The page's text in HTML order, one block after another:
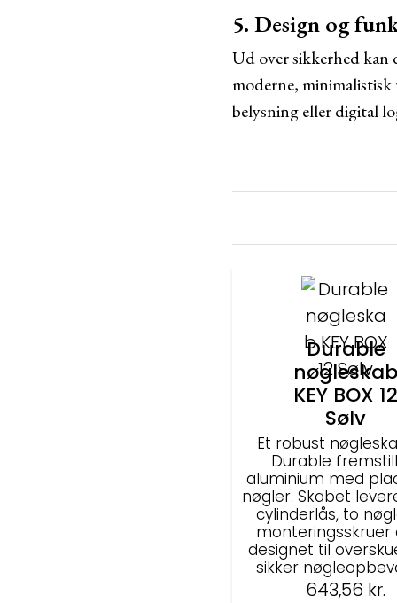
5. Design og
Ud over sikkerhed kan
moderne,
belysning eller digital
Durable
KEY BOX
Sølv
Et robust
Durable
aluminium med
nøgler. Skabet
cylinderlås, to
monteringsskruer
designet til
sikker
643,56 kr.